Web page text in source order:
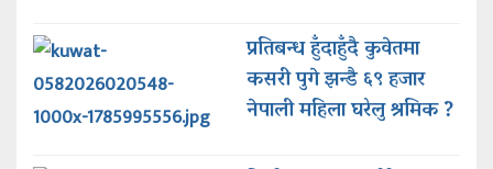
प्रतिबन्ध हुँदाहुँदै कुवेतमा
कसरी पुगे झन्डै ६९ हजार
नेपाली महिला घरेलु श्रमिक ?